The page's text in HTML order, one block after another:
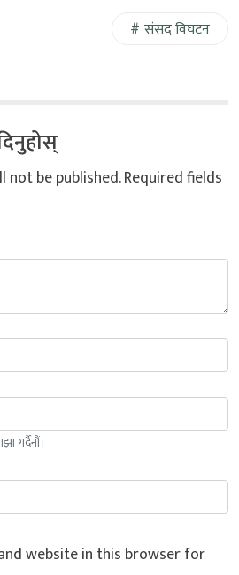
संसद विघटन
not be published.Required fields
गर्दैनौं।
website in this browser for